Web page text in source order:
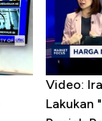
Video:
Lakukan